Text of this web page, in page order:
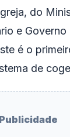
do
e Governo
é o
de
Publicidade